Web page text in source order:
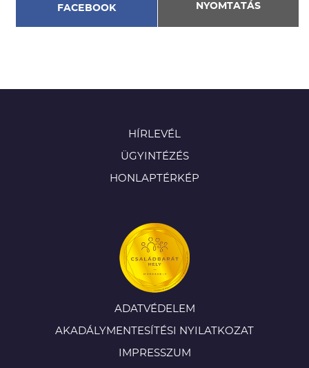
FACEBOOK NYOMTATÁS
HÍRLEVÉL
ÜGYINTÉZÉS
HONLAPTÉRKÉP
ADATVÉDELEM
AKADÁLYMENTESÍTÉSI NYILATKOZAT
IMPRESSZUM